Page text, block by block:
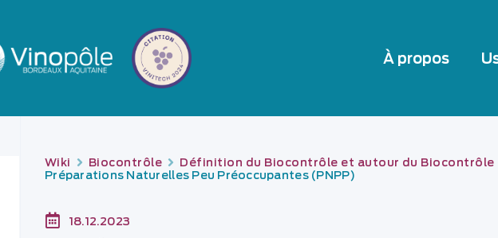
À propos
Wiki Biocontrôle
Définition du Biocontrôle et autour du Biocontrôle
Préparations Naturelles Peu Préoccupantes (PNPP)
18.12.2023